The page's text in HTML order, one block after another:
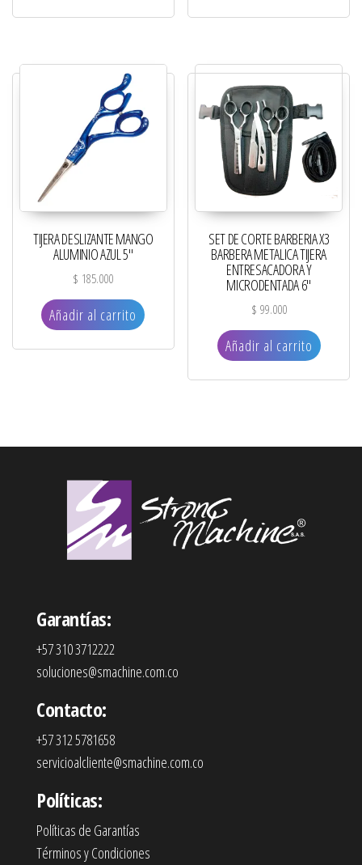
TIJERA DESLIZANTE MANGO
ALUMINIO AZUL 5″
$ 185.000
Añadir al carrito
SET DE CORTE BARBERIA X3
BARBERA METALICA TIJERA
ENTRESACADORA Y
MICRODENTADA 6″
$ 99.000
Añadir al carrito
Garantías:
+57 310 3712222
soluciones@smachine.com.co
Contacto:
+57 312 5781658
servicioalcliente@smachine.com.co
Políticas:
Políticas de Garantías
Términos y Condiciones